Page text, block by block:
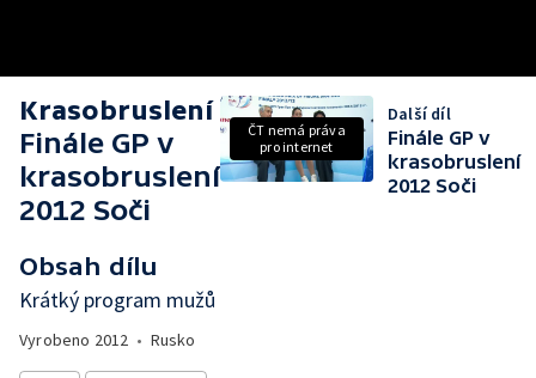
Krasobruslení
Finále GP v
krasobruslení
2012 Soči
Obsah dílu
Krátký program mužů
Vyrobeno 2012 • Rusko
ČT nemá práva
pro internet
Další díl
Finále GP v
krasobruslení
2012 Soči